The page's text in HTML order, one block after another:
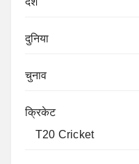
दुनिया
चुनाव
क्रिकेट
T20 Cricket